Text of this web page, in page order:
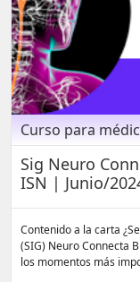
Curso para
Sig Neuro
ISN | Junio/
Contenido a la carta
(SIG) Neuro Connecta
los momentos más